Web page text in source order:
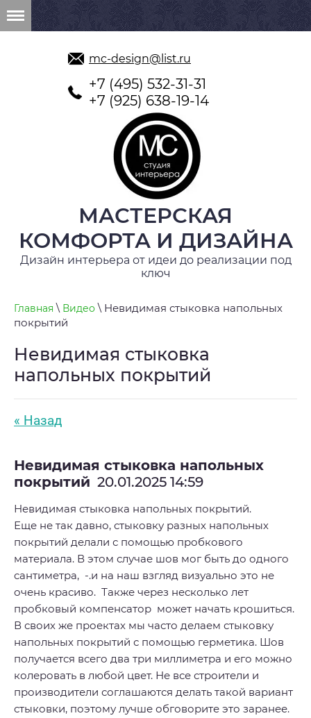
mc-design@list.ru
+7 (495) 532-31-31
+7 (925) 638-19-14
МАСТЕРСКАЯ
КОМФОРТА И ДИЗАЙНА
Дизайн интерьера от идеи до реализации под
ключ
Главная \ Видео\ Невидимая стыковка напольных
покрытий
Невидимая стыковка
напольных покрытий
« Назад
Невидимая стыковка напольных
покрытий 20.01.2025 14:59
Невидимая стыковка напольных покрытий.
Еще не так давно, стыковку разных напольных
покрытий делали с помощью пробкового
материала. В этом случае шов мог быть до одного
сантиметра, -.и на наш взгляд визуально это не
очень красиво. Также через несколько лет
пробковый компенсатор может начать крошиться.
В своих же проектах мы часто делаем стыковку
напольных покрытий с помощью герметика. Шов
получается всего два три миллиметра и его можно
колеровать в любой цвет. Не все строители и
производители соглашаются делать такой вариант
стыковки, поэтому лучше обговорите это заранее.